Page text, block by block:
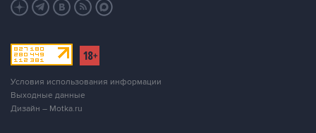
Условия использования информации
Выходные данные
Дизайн – Motka.ru